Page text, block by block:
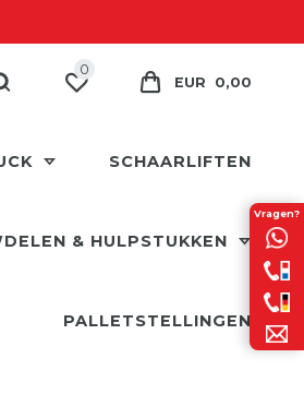
0
EUR 0,00
SCHAARLIFTEN
& HULPSTUKKEN
PALLETSTELLINGEN
Vragen?